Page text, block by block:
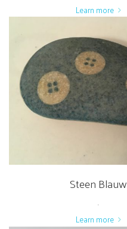
Learn more
Steen Blauw
.
Learn more